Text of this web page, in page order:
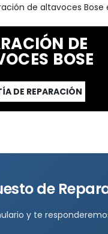
de altavoces
DE
BOSE
DE REPARACIÓN
de
y te